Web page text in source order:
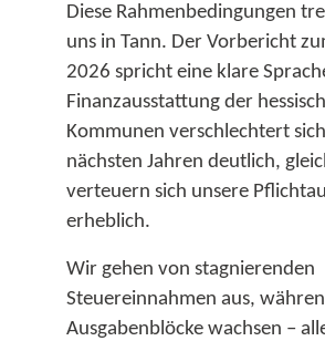
Diese Rahmenbedingungen
uns in Tann. Der Vorbericht
2026 spricht eine klare
Finanzausstattung der
Kommunen verschlechtert
nächsten Jahren deutlich,
verteuern sich unsere
erheblich.​
Wir gehen von stagnierenden
Steuereinnahmen aus,
Ausgabenblöcke wachsen –